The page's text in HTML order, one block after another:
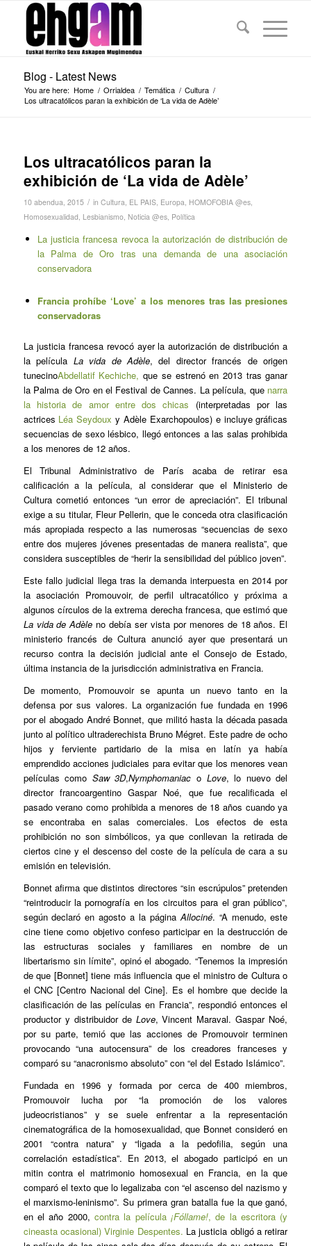
Blog - Latest News
You are here: Home / Orrialdea / Temática / Cultura /
Los ultracatólicos paran la exhibición de ‘La vida de Adèle’
Los ultracatólicos paran la
exhibición de ‘La vida de Adèle’
10 abendua, 2015 / in Cultura, EL PAIS, Europa, HOMOFOBIA @es,
Homosexualidad, Lesbianismo, Noticia @es, Política
La justicia francesa revoca la autorización de distribución de
la Palma de Oro tras una demanda de una asociación
conservadora
Francia prohíbe ‘Love’ a los menores tras las presiones
conservadoras
La justicia francesa revocó ayer la autorización de distribución a
la película La vida de Adèle, del director francés de origen
tunecinoAbdellatif Kechiche, que se estrenó en 2013 tras ganar
la Palma de Oro en el Festival de Cannes. La película, que narra
la historia de amor entre dos chicas (interpretadas por las
actrices Léa Seydoux y Adèle Exarchopoulos) e incluye gráficas
secuencias de sexo lésbico, llegó entonces a las salas prohibida
a los menores de 12 años.
El Tribunal Administrativo de París acaba de retirar esa
calificación a la película, al considerar que el Ministerio de
Cultura cometió entonces “un error de apreciación”. El tribunal
exige a su titular, Fleur Pellerin, que le conceda otra clasificación
más apropiada respecto a las numerosas “secuencias de sexo
entre dos mujeres jóvenes presentadas de manera realista”, que
considera susceptibles de “herir la sensibilidad del público joven”.
Este fallo judicial llega tras la demanda interpuesta en 2014 por
la asociación Promouvoir, de perfil ultracatólico y próxima a
algunos círculos de la extrema derecha francesa, que estimó que
La vida de Adèle no debía ser vista por menores de 18 años. El
ministerio francés de Cultura anunció ayer que presentará un
recurso contra la decisión judicial ante el Consejo de Estado,
última instancia de la jurisdicción administrativa en Francia.
De momento, Promouvoir se apunta un nuevo tanto en la
defensa por sus valores. La organización fue fundada en 1996
por el abogado André Bonnet, que militó hasta la década pasada
junto al político ultraderechista Bruno Mégret. Este padre de ocho
hijos y ferviente partidario de la misa en latín ya había
emprendido acciones judiciales para evitar que los menores vean
películas como Saw 3D,Nymphomaniac o Love, lo nuevo del
director francoargentino Gaspar Noé, que fue recalificada el
pasado verano como prohibida a menores de 18 años cuando ya
se encontraba en salas comerciales. Los efectos de esta
prohibición no son simbólicos, ya que conllevan la retirada de
ciertos cine y el descenso del coste de la película de cara a su
emisión en televisión.
Bonnet afirma que distintos directores “sin escrúpulos” pretenden
“reintroducir la pornografía en los circuitos para el gran público”,
según declaró en agosto a la páginaAllociné. “A menudo, este
cine tiene como objetivo confeso participar en la destrucción de
las estructuras sociales y familiares en nombre de un
libertarismo sin límite”, opinó el abogado. “Tenemos la impresión
de que [Bonnet] tiene más influencia que el ministro de Cultura o
el CNC [Centro Nacional del Cine]. Es el hombre que decide la
clasificación de las películas en Francia”, respondió entonces el
productor y distribuidor de Love, Vincent Maraval. Gaspar Noé,
por su parte, temió que las acciones de Promouvoir terminen
provocando “una autocensura” de los creadores franceses y
comparó su “anacronismo absoluto” con “el del Estado Islámico”.
Fundada en 1996 y formada por cerca de 400 miembros,
Promouvoir lucha por “la promoción de los valores
judeocristianos” y se suele enfrentar a la representación
cinematográfica de la homosexualidad, que Bonnet consideró en
2001 “contra natura” y “ligada a la pedofilia, según una
correlación estadística”. En 2013, el abogado participó en un
mitin contra el matrimonio homosexual en Francia, en la que
comparó el texto que lo legalizaba con “el ascenso del nazismo y
el marxismo-leninismo”. Su primera gran batalla fue la que ganó,
en el año 2000, contra la película¡Fóllame!, de la escritora (y
cineasta ocasional) Virginie Despentes. La justicia obligó a retirar